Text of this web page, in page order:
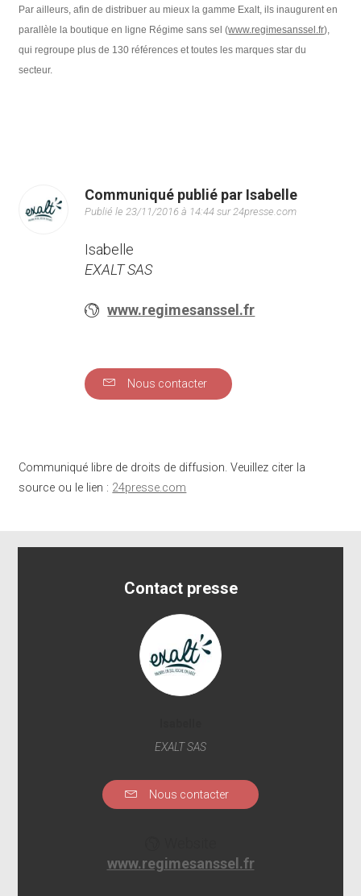
Par ailleurs, afin de distribuer au mieux la gamme Exalt, ils inaugurent en
parallèle la boutique en ligne Régime sans sel (www.regimesanssel.fr),
qui regroupe plus de 130 références et toutes les marques star du
secteur.
Communiqué publié par Isabelle
Publié le 23/11/2016 à 14:44 sur 24presse.com
Isabelle
EXALT SAS
www.regimesanssel.fr
Nous contacter
Communiqué libre de droits de diffusion. Veuillez citer la
source ou le lien : 24presse.com
Contact presse
EXALT SAS
Nous contacter
www.regimesanssel.fr